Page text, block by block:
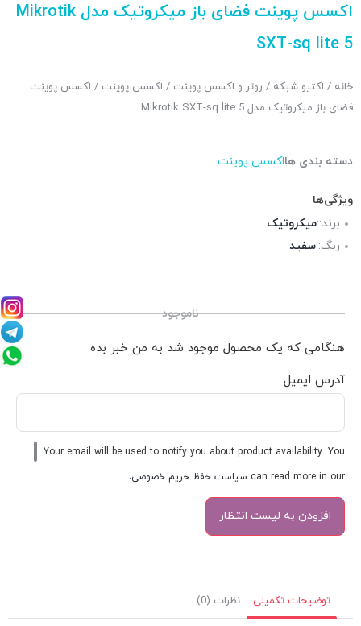
اکسس پوینت فضای باز میکروتیک مدل Mikrotik
SXT-sq lite 5
خانه / اکتیو شبکه / روتر و اکسس پوینت / اکسس پوینت / اکسس پوینت
فضای باز میکروتیک مدل Mikrotik SXT-sq lite 5
دسته بندی هااکسس پوینت
ویژگی‌ها
برند::میکروتیک
رنگ::سفید
ناموجود
هنگامی که یک محصول موجود شد به من خبر بده
آدرس ایمیل
Your email will be used to notify you about product availability. You
can read more in our سیاست حفظ حریم خصوصی.
توضیحات تکمیلی نظرات (0)